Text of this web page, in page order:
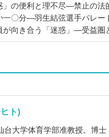
」の便利と理不尽―禁止の法
一〇分―羽生結弦選手パレー
が向き合う「迷惑」―受益圏
ヒト)
台大学体育学部准教授。博